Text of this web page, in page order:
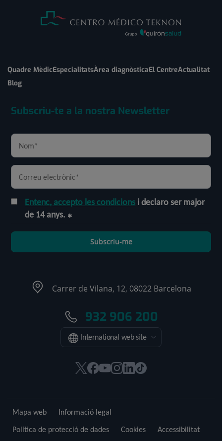
Quadre MèdicEspecialitatsÀrea diagnòsticaEl CentreActualitat
Blog
Subscriu-te a la nostra Newsletter
Entenc, accepto les condicions i declaro ser major
de 14 anys.
Subscriu-me
Carrer de Vilana, 12, 08022 Barcelona
932 906 200
International web site
Aquest
una
finestra
Aquest
una
finestra
Aquest
una
finestra
Aquest
finestra
Aquest
finestra
Enllaç
Mapa web
Informació legal
Política de protecció de dades
Cookies Accessibilitat